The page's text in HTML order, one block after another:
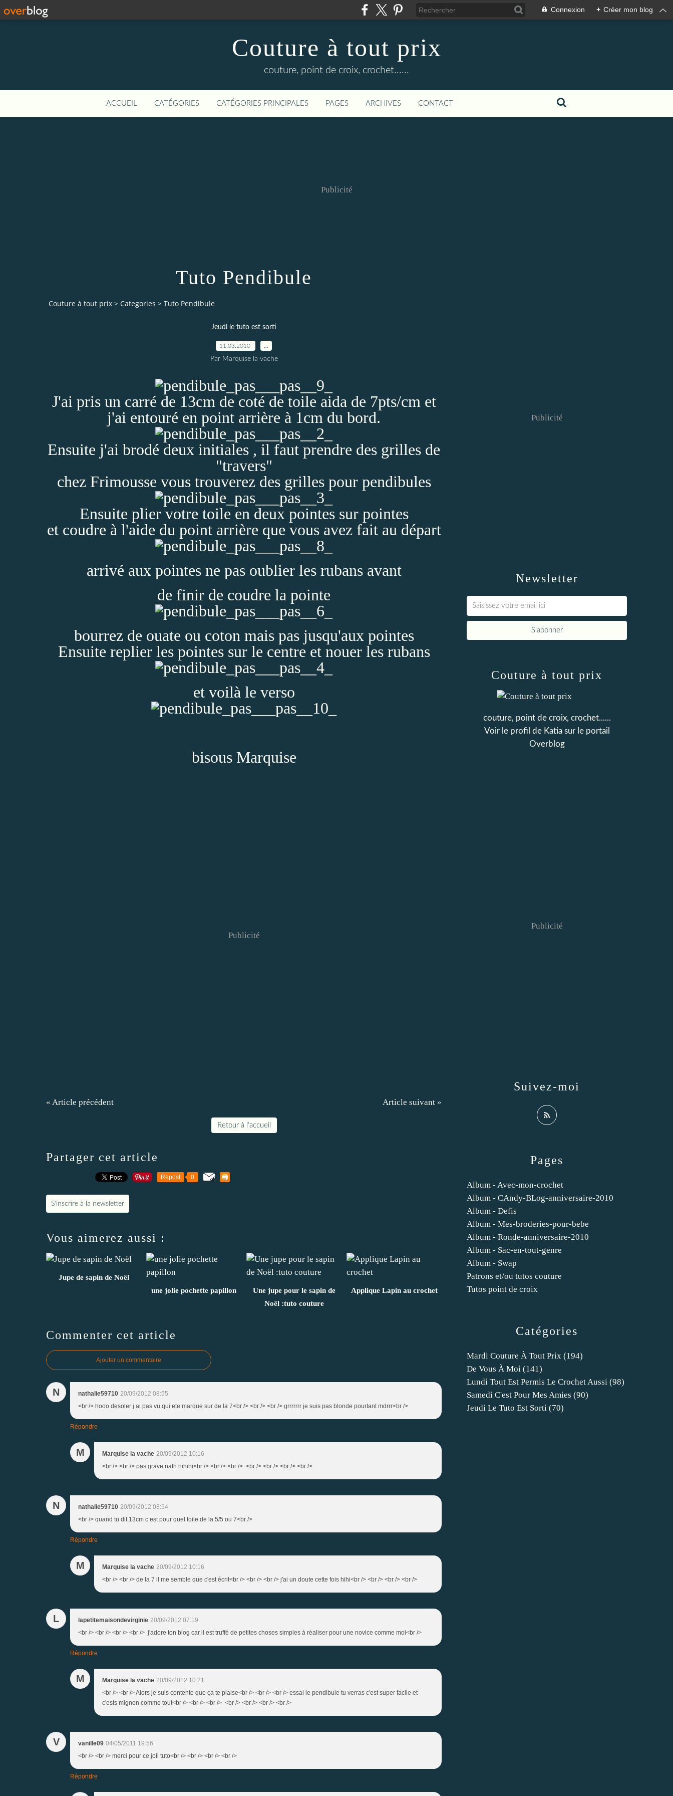
Connexion + Créer mon blog
Couture à tout prix
couture, point de croix, crochet......
ACCUEIL CATÉGORIES CATÉGORIES PRINCIPALES PAGES ARCHIVES CONTACT
Publicité
Tuto Pendibule
Couture à tout prix > Categories > Tuto Pendibule
Jeudi le tuto est sorti
11.03.2010
Par Marquise la vache
J'ai pris un carré de 13cm de coté de toile aida de 7pts/cm et
j'ai entouré en point arrière à 1cm du bord.
Ensuite j'ai brodé deux initiales , il faut prendre des grilles de
"travers"
chez Frimousse vous trouverez des grilles pour pendibules
Ensuite plier votre toile en deux pointes sur pointes
et coudre à l'aide du point arrière que vous avez fait au départ
arrivé aux pointes ne pas oublier les rubans avant
de finir de coudre la pointe
bourrez de ouate ou coton mais pas jusqu'aux pointes
Ensuite replier les pointes sur le centre et nouer les rubans
et voilà le verso
bisous Marquise
Publicité
« Article précédent Article suivant »
Retour à l'accueil
Partager cet article
Repost 0
S'inscrire à la newsletter
Vous aimerez aussi :
Jupe de sapin de Noël
une jolie pochette papillon
Une jupe pour le sapin de
Noël :tuto couture
Applique Lapin au crochet
Commenter cet article
Ajouter un commentaire
N nathalie59710 20/09/2012 08:55
<br /> hooo desoler j ai pas vu qui ete marque sur de la 7<br /> <br /> <br /> grrrrrrr je suis pas blonde pourtant mdrrr<br />
Répondre
M Marquise la vache 20/09/2012 10:16
<br /> <br /> pas grave nath hihihi<br /> <br /> <br /> <br /> <br /> <br /> <br />
N nathalie59710 20/09/2012 08:54
<br /> quand tu dit 13cm c est pour quel toile de la 5/5 ou 7<br />
Répondre
M Marquise la vache 20/09/2012 10:16
<br /> <br /> de la 7 il me semble que c'est écrit<br /> <br /> <br /> j'ai un doute cette fois hihi<br /> <br /> <br /> <br />
L lapetitemaisondevirginie 20/09/2012 07:19
<br /> <br /> <br /> <br /> j'adore ton blog car il est truffé de petites choses simples à réaliser pour une novice comme moi<br />
Répondre
M Marquise la vache 20/09/2012 10:21
<br /> <br /> Alors je suis contente que ça te plaise<br /> <br /> <br /> essai le pendibule tu verras c'est super facile et
c'ests mignon comme tout<br /> <br /> <br /> <br /> <br /> <br /> <br />
V vanille09 04/05/2011 19:56
<br /> <br /> merci pour ce joli tuto<br /> <br /> <br /> <br />
Répondre
Newsletter
Publicité
Catégories
Mardi Couture À Tout Prix (194)
De Vous À Moi (141)
Lundi Tout Est Permis Le Crochet Aussi (98)
Samedi C'est Pour Mes Amies (90)
Jeudi Le Tuto Est Sorti (70)
Pages
Album - Avec-mon-crochet
Album - CAndy-BLog-anniversaire-2010
Album - Defis
Album - Mes-broderies-pour-bebe
Album - Ronde-anniversaire-2010
Album - Sac-en-tout-genre
Album - Swap
Patrons et/ou tutos couture
Tutos point de croix
Couture à tout prix
couture, point de croix, crochet......
Voir le profil de Katia sur le portail
Overblog
Suivez-moi
Publicité